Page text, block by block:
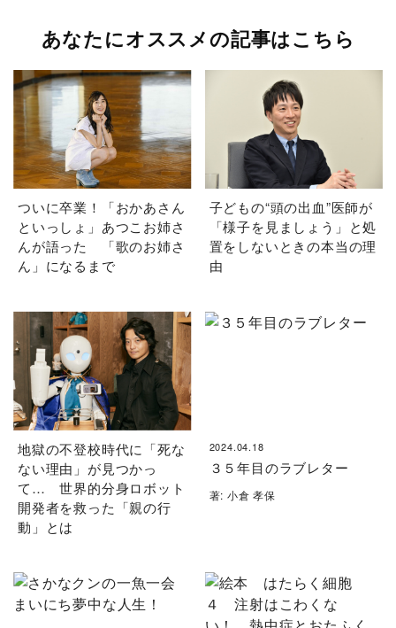
あなたにオススメの記事はこちら
ついに卒業！「おかあさん
といっしょ」あつこお姉さ
んが語った 「歌のお姉さ
ん」になるまで
子どもの“頭の出血”医師が
「様子を見ましょう」と処
置をしないときの本当の理
由
地獄の不登校時代に「死な
ない理由」が見つかっ
て… 世界的分身ロボット
開発者を救った「親の行
動」とは
2024.04.18
３５年目のラブレター
著: 小倉 孝保